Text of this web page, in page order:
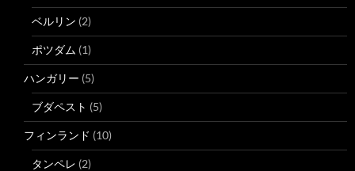
ベルリン (2)
ポツダム (1)
ハンガリー (5)
ブダペスト (5)
フィンランド (10)
タンペレ (2)